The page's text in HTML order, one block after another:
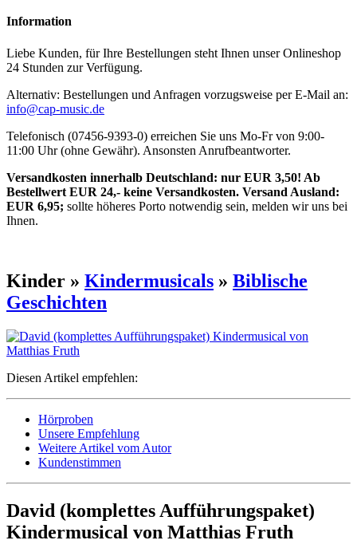
Information
Liebe Kunden, für Ihre Bestellungen steht Ihnen unser Onlineshop
24 Stunden zur Verfügung.
Alternativ: Bestellungen und Anfragen vorzugsweise per E-Mail an:
info@cap-music.de
Telefonisch (07456-9393-0) erreichen Sie uns Mo-Fr von 9:00-
11:00 Uhr (ohne Gewähr). Ansonsten Anrufbeantworter.
Versandkosten innerhalb Deutschland: nur EUR 3,50! Ab
Bestellwert EUR 24,- keine Versandkosten. Versand Ausland:
EUR 6,95; sollte höheres Porto notwendig sein, melden wir uns bei
Ihnen.
Kinder » Kindermusicals » Biblische
Geschichten
Diesen Artikel empfehlen:
Hörproben
Unsere Empfehlung
Weitere Artikel vom Autor
Kundenstimmen
David (komplettes Aufführungspaket)
Kindermusical von Matthias Fruth